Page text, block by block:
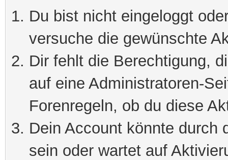
Du bist nicht eingeloggt
versuche die gewünschte
Dir fehlt die Berechtigung,
auf eine Administratoren-
Forenregeln, ob du diese
Dein Account könnte durch
sein oder wartet auf